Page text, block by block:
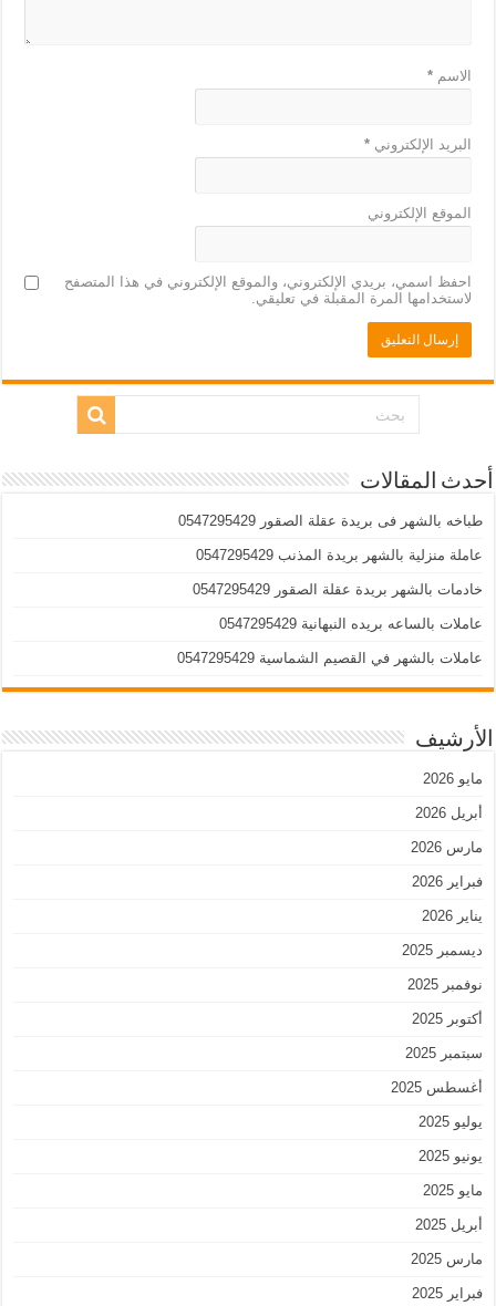
الاسم*
البريد الإلكتروني*
الموقع الإلكتروني
احفظ اسمي، بريدي الإلكتروني، والموقع الإلكتروني في هذا المتصفح
لاستخدامها المرة المقبلة في تعليقي.
أحدث المقالات
طباخه بالشهر فى بريدة عقلة الصقور 0547295429
عاملة منزلية بالشهر بريدة المذنب 0547295429
خادمات بالشهر بريدة عقلة الصقور 0547295429
عاملات بالساعه بريده النبهانية 0547295429
عاملات بالشهر في القصيم الشماسية 0547295429
الأرشيف
مايو 2026
أبريل 2026
مارس 2026
فبراير 2026
يناير 2026
ديسمبر 2025
نوفمبر 2025
أكتوبر 2025
سبتمبر 2025
أغسطس 2025
يوليو 2025
يونيو 2025
مايو 2025
أبريل 2025
مارس 2025
فبراير 2025